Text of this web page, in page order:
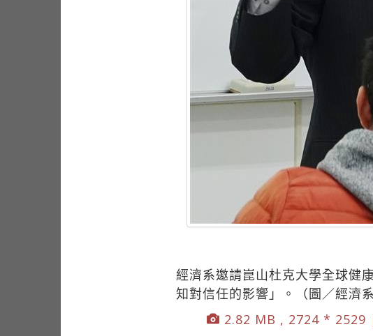
經濟系邀請崑山杜克大學全球健
知對信任的影響」。（圖／經濟系
2.82 MB , 2724 * 2529